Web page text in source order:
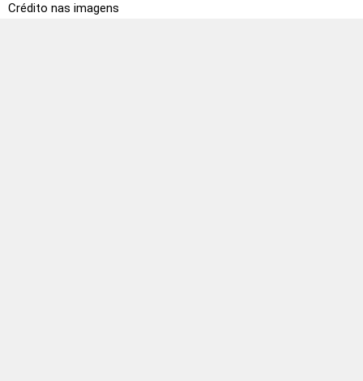
Crédito nas imagens